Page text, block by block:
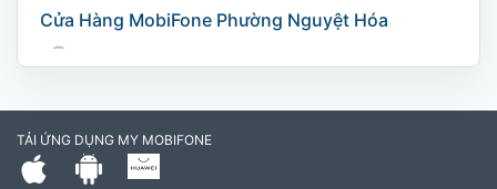
Cửa Hàng MobiFone Phường Nguyệt Hóa
795497999
TẢI ỨNG DỤNG MY MOBIFONE